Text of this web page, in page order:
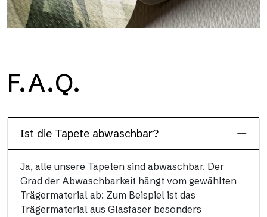
H2O ist die wasserdichte Glasfaser-Badezimmertapete, ideal
für Duschkabinen und feuchte Umgebungen, mit hoher
F.A.Q.
Ist die Tapete abwaschbar?
Ja, alle unsere Tapeten sind abwaschbar. Der
Grad der Abwaschbarkeit hängt vom gewählten
Trägermaterial ab: Zum Beispiel ist das
Trägermaterial aus Glasfaser besonders